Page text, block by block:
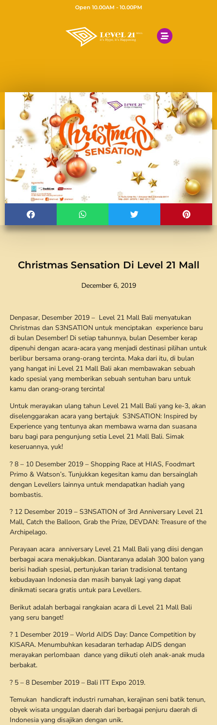
Open 10.00AM - 10.00PM
Christmas Sensation Di Level 21 Mall
December 6, 2019
Denpasar, Desember 2019 – Level 21 Mall Bali menyatukan
Christmas dan S3NSATION untuk menciptakan experience baru
di bulan Desember! Di setiap tahunnya, bulan Desember kerap
dipenuhi dengan acara-acara yang menjadi destinasi pilihan untuk
berlibur bersama orang-orang tercinta. Maka dari itu, di bulan
yang hangat ini Level 21 Mall Bali akan membawakan sebuah
kado spesial yang memberikan sebuah sentuhan baru untuk
kamu dan orang-orang tercinta!
Untuk merayakan ulang tahun Level 21 Mall Bali yang ke-3, akan
diselenggarakan acara yang bertajuk S3NSATION: Inspired by
Experience yang tentunya akan membawa warna dan suasana
baru bagi para pengunjung setia Level 21 Mall Bali. Simak
keseruannya, yuk!
? 8 – 10 Desember 2019 – Shopping Race at HIAS, Foodmart
Primo & Watson’s. Tunjukkan kegesitan kamu dan bersainglah
dengan Levellers lainnya untuk mendapatkan hadiah yang
bombastis.
? 12 Desember 2019 – S3NSATION of 3rd Anniversary Level 21
Mall, Catch the Balloon, Grab the Prize, DEVDAN: Treasure of the
Archipelago.
Perayaan acara anniversary Level 21 Mall Bali yang diisi dengan
berbagai acara menakjubkan. Diantaranya adalah 300 balon yang
berisi hadiah spesial, pertunjukan tarian tradisional tentang
kebudayaan Indonesia dan masih banyak lagi yang dapat
dinikmati secara gratis untuk para Levellers.
Berikut adalah berbagai rangkaian acara di Level 21 Mall Bali
yang seru banget!
? 1 Desember 2019 – World AIDS Day: Dance Competition by
KISARA. Menumbuhkan kesadaran terhadap AIDS dengan
merayakan perlombaan dance yang diikuti oleh anak-anak muda
berbakat.
? 5 – 8 Desember 2019 – Bali ITT Expo 2019.
Temukan handicraft industri rumahan, kerajinan seni batik tenun,
obyek wisata unggulan daerah dari berbagai penjuru daerah di
Indonesia yang disajikan dengan unik.